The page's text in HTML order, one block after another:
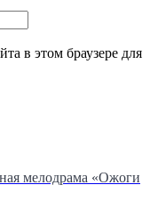
в этом браузере для
мелодрама «Ожоги